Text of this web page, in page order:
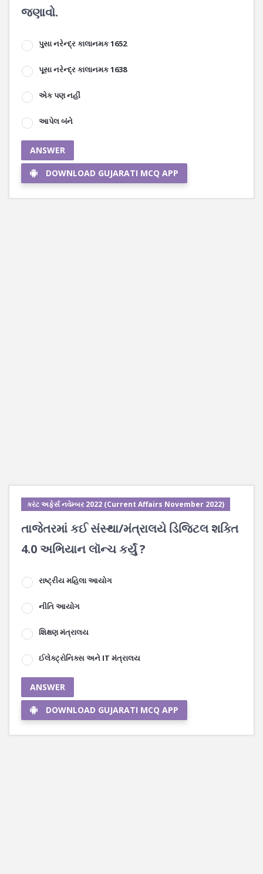
જણાવો.
પુસા નરેન્દ્ર કાલાનમક 1652
પૂસા નરેન્દ્ર કાલાનમક 1638
એક પણ નહીં
આપેલ બંને
ANSWER
DOWNLOAD GUJARATI MCQ APP
કરંટ અફેર્સ નવેમ્બર 2022 (Current Affairs November 2022)
તાજેતરમાં કઈ સંસ્થા/મંત્રાલયે ડિજિટલ શક્તિ
4.0 અભિયાન લૉન્ચ કર્યું ?
રાષ્ટ્રીય મહિલા આયોગ
નીતિ આયોગ
શિક્ષણ મંત્રાલય
ઈલેક્ટ્રોનિક્સ અને IT મંત્રાલય
ANSWER
DOWNLOAD GUJARATI MCQ APP